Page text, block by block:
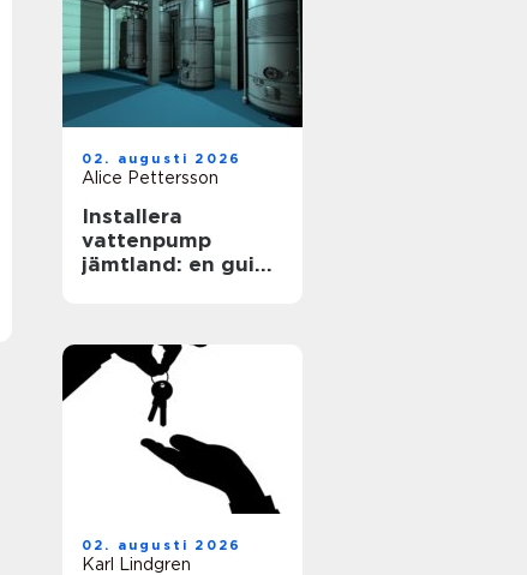
02. augusti 2026
Alice Pettersson
Installera
vattenpump
jämtland: en guide
02. augusti 2026
Karl Lindgren